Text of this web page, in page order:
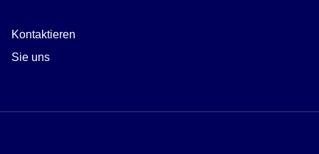
Kontaktieren
Sie uns